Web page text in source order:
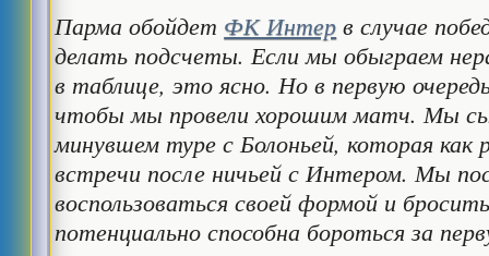
Парма обойдет ФК Интер в случае
делать подсчеты. Если мы обыграем
в таблице, это ясно. Но в первую
чтобы мы провели хорошим матч. Мы
минувшем туре с Болоньей, которая как
встречи после ничьей с Интером. Мы
воспользоваться своей формой и
потенциально способна бороться за